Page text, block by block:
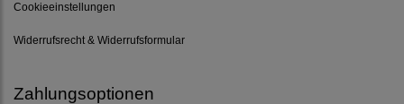
Cookieeinstellungen
Widerrufsrecht & Widerrufsformular
Zahlungsoptionen